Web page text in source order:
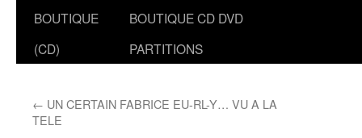
Aller
BOUTIQUE
(CD)
BOUTIQUE CD DVD
PARTITIONS
← UN CERTAIN FABRICE EU-RL-Y… VU A LA
TELE